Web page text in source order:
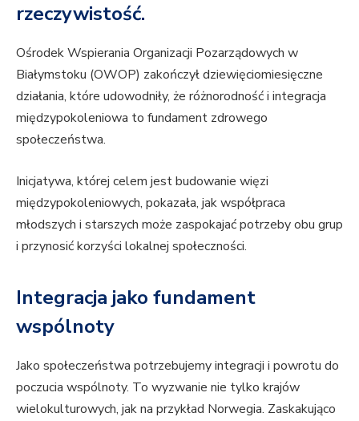
rzeczywistość.
Ośrodek Wspierania Organizacji Pozarządowych w
Białymstoku (OWOP) zakończył dziewięciomiesięczne
działania, które udowodniły, że różnorodność i integracja
międzypokoleniowa to fundament zdrowego
społeczeństwa.
Inicjatywa, której celem jest budowanie więzi
międzypokoleniowych, pokazała, jak współpraca
młodszych i starszych może zaspokajać potrzeby obu grup
i przynosić korzyści lokalnej społeczności.
Integracja jako fundament
wspólnoty
Jako społeczeństwa potrzebujemy integracji i powrotu do
poczucia wspólnoty. To wyzwanie nie tylko krajów
wielokulturowych, jak na przykład Norwegia. Zaskakująco